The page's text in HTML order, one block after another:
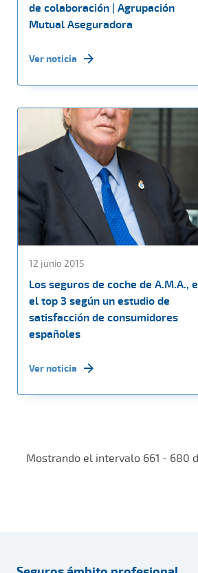
de colaboración | Agrupación
Mutual Aseguradora
Ver noticia
12 junio 2015
Los seguros de coche de A.M.A.,
el top 3 según un estudio de
satisfacción de consumidores
españoles
Ver noticia
Mostrando el intervalo 661 - 680